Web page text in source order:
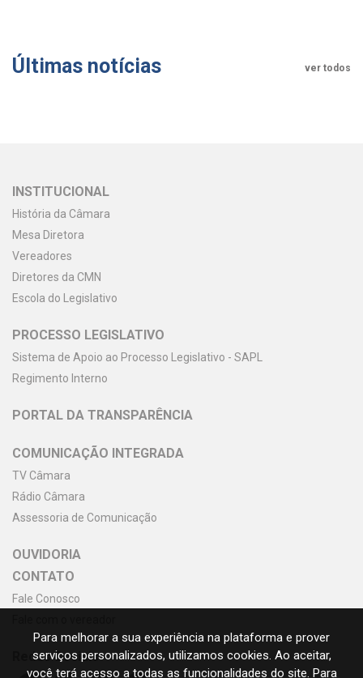
Últimas notícias ver todos
INSTITUCIONAL
História da Câmara
Mesa Diretora
Vereadores
Diretores da CMN
Escola do Legislativo
PROCESSO LEGISLATIVO
Sistema de Apoio ao Processo Legislativo - SAPL
Regimento Interno
PORTAL DA TRANSPARÊNCIA
COMUNICAÇÃO INTEGRADA
TV Câmara
Rádio Câmara
Assessoria de Comunicação
OUVIDORIA
CONTATO
Fale Conosco
Redes Sociais
Para melhorar a sua experiência na plataforma e prover
serviços personalizados, utilizamos cookies. Ao aceitar,
você terá acesso a todas as funcionalidades do site. Para